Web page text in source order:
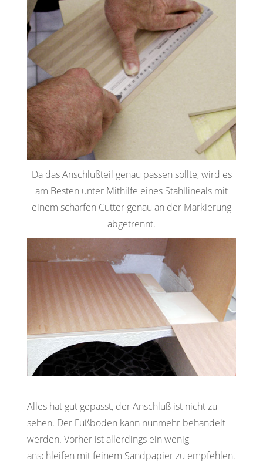
Da das Anschlußteil genau passen sollte, wird es
am Besten unter Mithilfe eines Stahllineals mit
einem scharfen Cutter genau an der Markierung
abgetrennt.
Alles hat gut gepasst, der Anschluß ist nicht zu
sehen. Der Fußboden kann nunmehr behandelt
werden. Vorher ist allerdings ein wenig
anschleifen mit feinem Sandpapier zu empfehlen.